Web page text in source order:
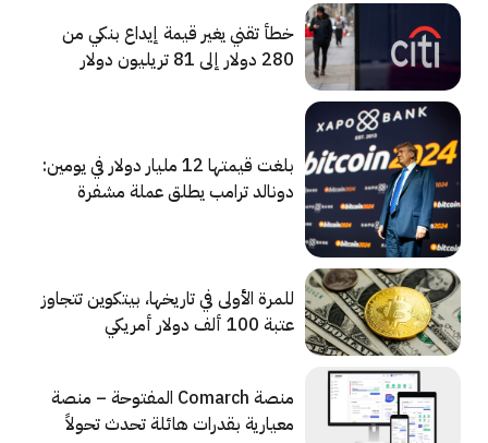
خطأ تقني يغير قيمة إيداع بنكي من
280 دولار إلى 81 تريليون دولار
بلغت قيمتها 12 مليار دولار في يومين:
دونالد ترامب يطلق عملة مشفرة
للمرة الأولى في تاريخها، بيتكوين تتجاوز
عتبة 100 ألف دولار أمريكي
منصة Comarch المفتوحة – منصة
معيارية بقدرات هائلة تحدث تحولاً